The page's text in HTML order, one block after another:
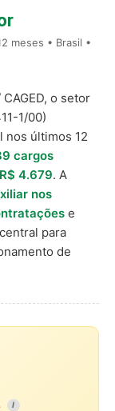
meses • Brasil •
o setor
1/00)
nos últimos 12
cargos
R$ 4.679. A
nos
e
para
de
I